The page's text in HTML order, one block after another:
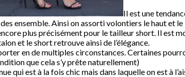
Il est une
ensemble. Ainsi on assorti volontiers le haut et le
plus précisément pour le tailleur short. Il est
et le short retrouve ainsi de l’élégance.
en de multiples circonstances. Certaines
que cela s’y prête naturellement)
qui est à la fois chic mais dans laquelle on est à